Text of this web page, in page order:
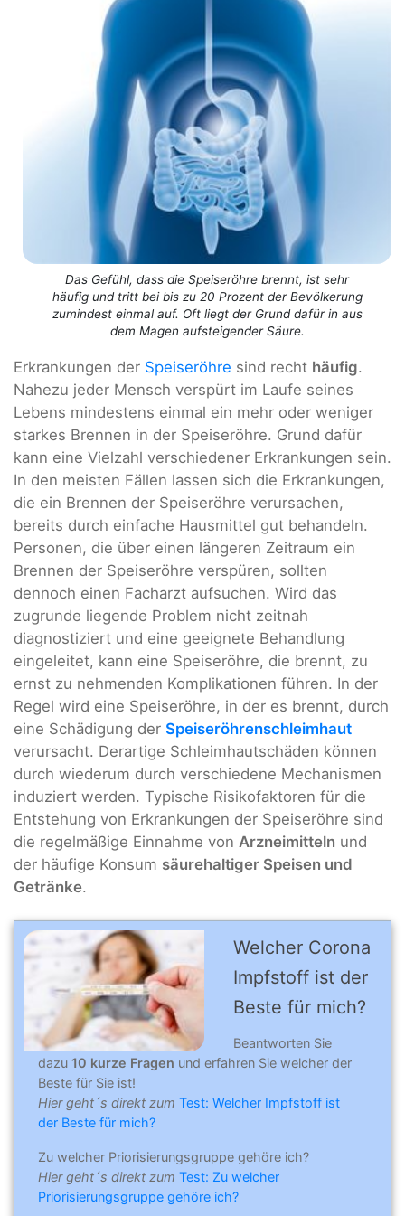
Das Gefühl, dass die Speiseröhre brennt, ist sehr
häufig und tritt bei bis zu 20 Prozent der Bevölkerung
zumindest einmal auf. Oft liegt der Grund dafür in aus
dem Magen aufsteigender Säure.
Erkrankungen der Speiseröhre sind recht häufig.
Nahezu jeder Mensch verspürt im Laufe seines
Lebens mindestens einmal ein mehr oder weniger
starkes Brennen in der Speiseröhre. Grund dafür
kann eine Vielzahl verschiedener Erkrankungen sein.
In den meisten Fällen lassen sich die Erkrankungen,
die ein Brennen der Speiseröhre verursachen,
bereits durch einfache Hausmittel gut behandeln.
Personen, die über einen längeren Zeitraum ein
Brennen der Speiseröhre verspüren, sollten
dennoch einen Facharzt aufsuchen. Wird das
zugrunde liegende Problem nicht zeitnah
diagnostiziert und eine geeignete Behandlung
eingeleitet, kann eine Speiseröhre, die brennt, zu
ernst zu nehmenden Komplikationen führen. In der
Regel wird eine Speiseröhre, in der es brennt, durch
eine Schädigung der Speiseröhrenschleimhaut
verursacht. Derartige Schleimhautschäden können
durch wiederum durch verschiedene Mechanismen
induziert werden. Typische Risikofaktoren für die
Entstehung von Erkrankungen der Speiseröhre sind
die regelmäßige Einnahme von Arzneimitteln und
der häufige Konsum säurehaltiger Speisen und
Getränke.
Welcher Corona
Impfstoff ist der
Beste für mich?
Beantworten Sie
dazu 10 kurze Fragen und erfahren Sie welcher der
Beste für Sie ist!
Hier geht´s direkt zum Test: Welcher Impfstoff ist
der Beste für mich?
Zu welcher Priorisierungsgruppe gehöre ich?
Hier geht´s direkt zum Test: Zu welcher
Priorisierungsgruppe gehöre ich?